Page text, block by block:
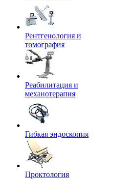
Рентгенология и
томография
Реабилитация и
механотерапия
Гибкая эндоскопия
Проктология